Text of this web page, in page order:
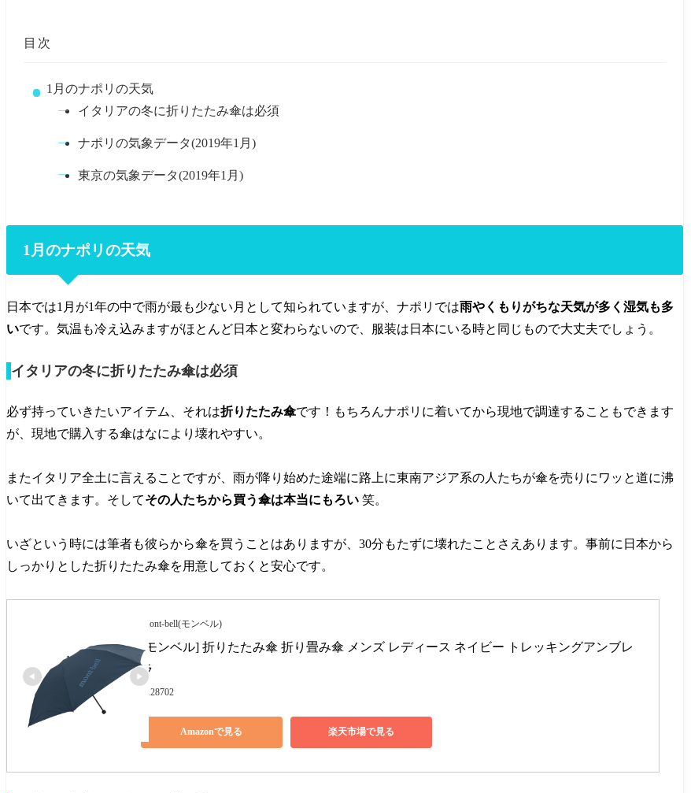
目次
1月のナポリの天気
イタリアの冬に折りたたみ傘は必須
ナポリの気象データ(2019年1月)
東京の気象データ(2019年1月)
1月のナポリの天気
日本では1月が1年の中で雨が最も少ない月として知られていますが、 ナポリでは雨やくもりがちな天気が多く湿気も多
いです。気温も冷え込みますがほとんど日本と変わらないので、服装は日本にいる時と同じもので大丈夫でしょう。
イタリアの冬に折りたたみ傘は必須
必ず持っていきたいアイテム、それは折りたたみ傘です！もちろんナポリに着いてから現地で調達することもできます
が、現地で購入する傘はなにより壊れやすい。
またイタリア全土に言えることですが、雨が降り始めた途端に路上に東南アジア系の人たちが傘を売りにワッと道に沸
いて出てきます。そしてその人たちから買う傘は本当にもろい 笑。
いざという時には筆者も彼らから傘を買うことはありますが、30分もたずに壊れたことさえあります。事前に日本から
しっかりとした折りたたみ傘を用意しておくと安心です。
Mont-bell(モンベル)
[モンベル] 折りたたみ傘 折り畳み傘 メンズ レディース ネイビー トレッキングアンブレ
ラ
1128702
Amazonで見る 楽天市場で見る